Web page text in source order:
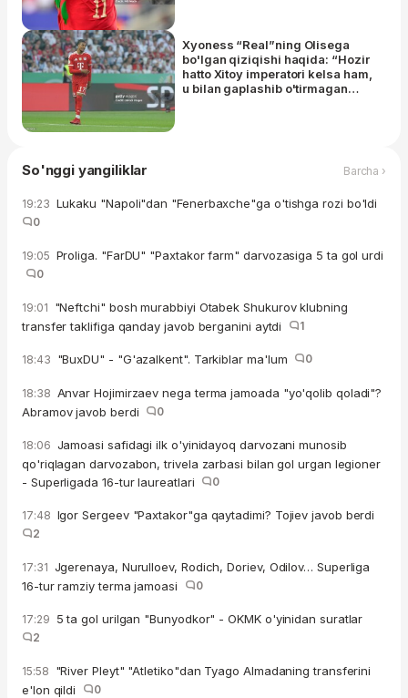
Xyoness “Real”ning Olisega
bo'lgan qiziqishi haqida: “Hozir
hatto Xitoy imperatori kelsa ham,
u bilan gaplashib o'tirmagan
So'nggi yangiliklar Barcha ›
19:23 Lukaku "Napoli"dan "Fenerbaxche"ga o'tishga rozi bo'ldi
0
19:05 Proliga. "FarDU" "Paxtakor farm" darvozasiga 5 ta gol urdi
0
19:01 "Neftchi" bosh murabbiyi Otabek Shukurov klubning
transfer taklifiga qanday javob berganini aytdi
1
18:43 "BuxDU" - "G'azalkent". Tarkiblar ma'lum 0
18:38 Anvar Hojimirzaev nega terma jamoada "yo'qolib qoladi"?
Abramov javob berdi
0
18:06 Jamoasi safidagi ilk o'yinidayoq darvozani munosib
qo'riqlagan darvozabon, trivela zarbasi bilan gol urgan legioner
- Superligada 16-tur laureatlari
0
17:48 Igor Sergeev "Paxtakor"ga qaytadimi? Tojiev javob berdi
2
17:31 Jgerenaya, Nurulloev, Rodich, Doriev, Odilov… Superliga
16-tur ramziy terma jamoasi
0
17:29 5 ta gol urilgan "Bunyodkor" - OKMK o'yinidan suratlar
2
15:58 "River Pleyt" "Atletiko"dan Tyago Almadaning transferini
e'lon qildi
0